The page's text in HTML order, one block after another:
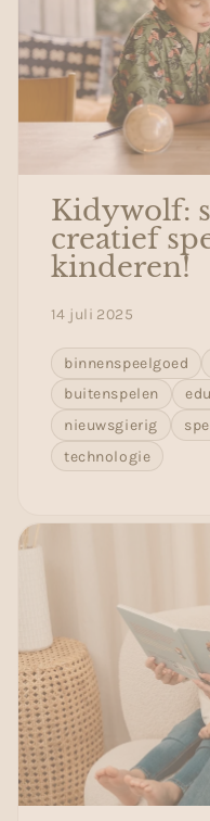
Kidywolf:
creatief
kinderen!
14 juli 2025
binnenspeelgoed
buitenspelen
nieuwsgierig
technologie